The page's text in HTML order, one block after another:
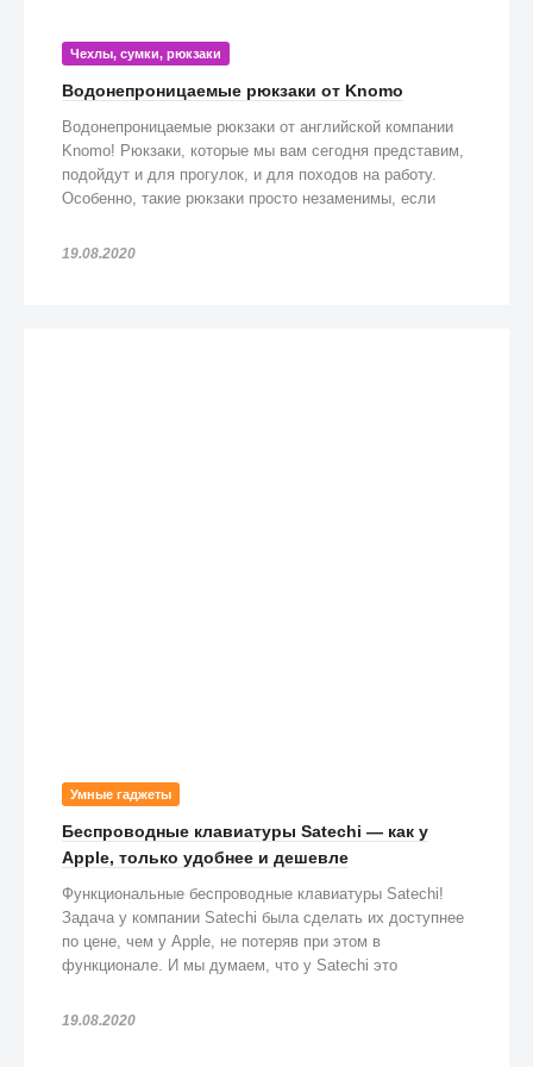
Чехлы, сумки, рюкзаки
Водонепроницаемые рюкзаки от Knomo
Водонепроницаемые рюкзаки от английской компании
Knomo! Рюкзаки, которые мы вам сегодня представим,
подойдут и для прогулок, и для походов на работу.
Особенно, такие рюкзаки просто незаменимы, если
19.08.2020
Умные гаджеты
Беспроводные клавиатуры Satechi — как у
Apple, только удобнее и дешевле
Функциональные беспроводные клавиатуры Satechi!
Задача у компании Satechi была сделать их доступнее
по цене, чем у Apple, не потеряв при этом в
функционале. И мы думаем, что у Satechi это
19.08.2020